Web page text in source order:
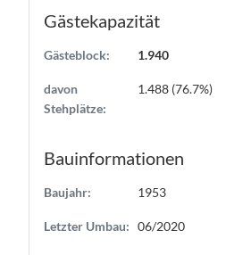
Gästekapazität
Gästeblock: 1.940
davon
Stehplätze:
1.488 (76.7%)
Bauinformationen
Baujahr: 1953
Letzter Umbau: 06/2020